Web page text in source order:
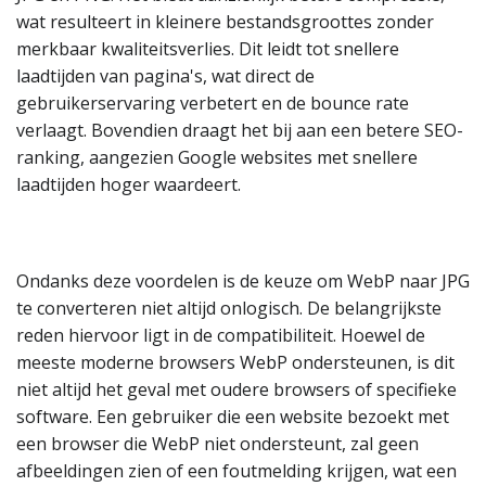
wat resulteert in kleinere bestandsgroottes zonder
merkbaar kwaliteitsverlies. Dit leidt tot snellere
laadtijden van pagina's, wat direct de
gebruikerservaring verbetert en de bounce rate
verlaagt. Bovendien draagt het bij aan een betere SEO-
ranking, aangezien Google websites met snellere
laadtijden hoger waardeert.
Ondanks deze voordelen is de keuze om WebP naar JPG
te converteren niet altijd onlogisch. De belangrijkste
reden hiervoor ligt in de compatibiliteit. Hoewel de
meeste moderne browsers WebP ondersteunen, is dit
niet altijd het geval met oudere browsers of specifieke
software. Een gebruiker die een website bezoekt met
een browser die WebP niet ondersteunt, zal geen
afbeeldingen zien of een foutmelding krijgen, wat een